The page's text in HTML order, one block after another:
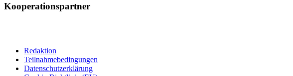
Kooperationspartner
Redaktion
Teilnahmebedingungen
Datenschutzerklärung